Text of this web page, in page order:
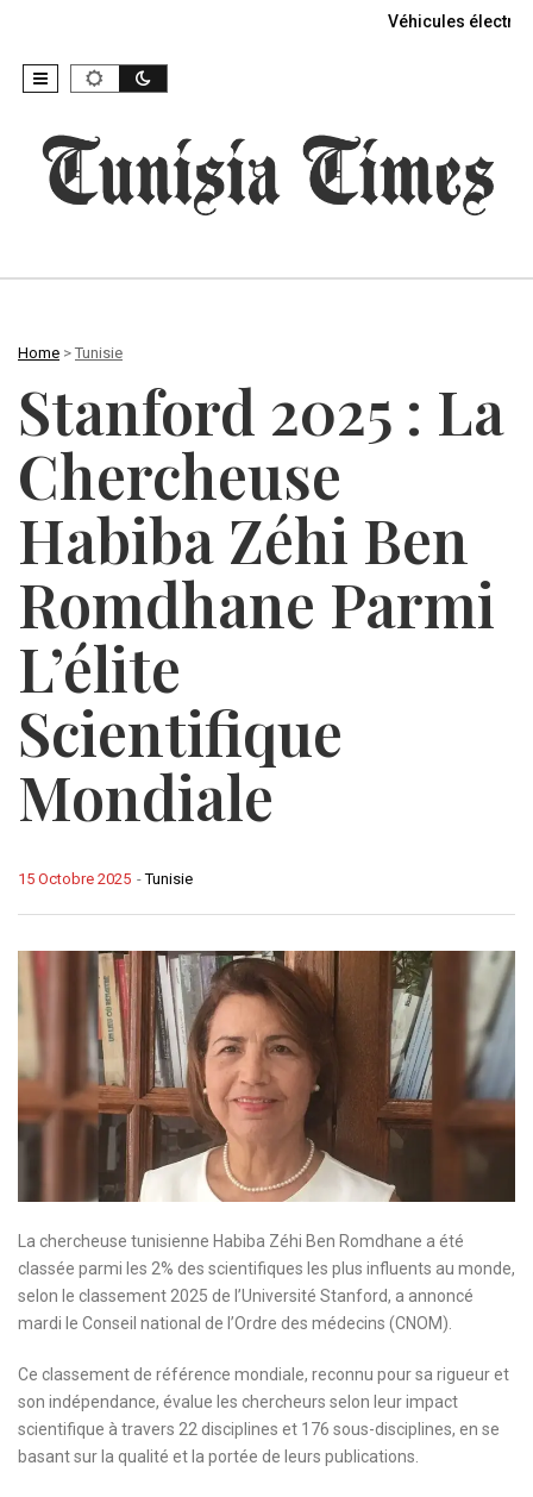
Véhicules
Home > Tunisie
Stanford 2025 : La
Chercheuse
Habiba Zéhi Ben
Romdhane Parmi
L’élite
Scientifique
Mondiale
-Tunisie
15 Octobre 2025
La chercheuse tunisienne Habiba Zéhi Ben Romdhane a été
classée parmi les 2% des scientifiques les plus influents au monde,
selon le classement 2025 de l’Université Stanford, a annoncé
mardi le Conseil national de l’Ordre des médecins (CNOM).
Ce classement de référence mondiale, reconnu pour sa rigueur et
son indépendance, évalue les chercheurs selon leur impact
scientifique à travers 22 disciplines et 176 sous-disciplines, en se
basant sur la qualité et la portée de leurs publications.